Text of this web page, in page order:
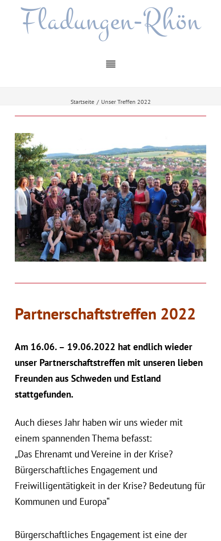
Fladungen-Rhön
Startseite / Unser Treffen 2022
Partnerschaftstreffen 2022
Am 16.06. – 19.06.2022 hat endlich wieder
unser Partnerschaftstreffen mit unseren lieben
Freunden aus Schweden und Estland
stattgefunden.
Auch dieses Jahr haben wir uns wieder mit
einem spannenden Thema befasst:
„Das Ehrenamt und Vereine in der Krise?
Bürgerschaftliches Engagement und
Freiwilligentätigkeit in der Krise? Bedeutung für
Kommunen und Europa“
Bürgerschaftliches Engagement ist eine der